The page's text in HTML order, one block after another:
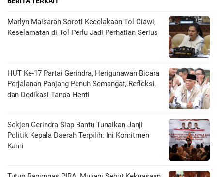
Marlyn Maisarah Soroti Kecelakaan Tol Ciawi,
Keselamatan di Tol Perlu Jadi Perhatian Serius
HUT Ke-17 Partai Gerindra, Herigunawan Bicara
Perjalanan Panjang Penuh Semangat, Refleksi,
dan Dedikasi Tanpa Henti
Sekjen Gerindra Siap Bantu Tunaikan Janji
Politik Kepala Daerah Terpilih: Ini Komitmen
Kami